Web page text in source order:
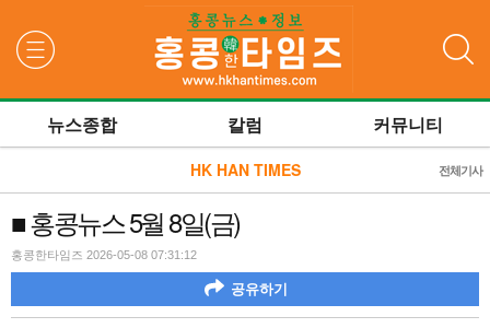
뉴스종합 칼럼 커뮤니티
HK HAN TIMES 전체기사
■ 홍콩뉴스 5월 8일(금)
홍콩한타임즈 2026-05-08 07:31:12
공유하기